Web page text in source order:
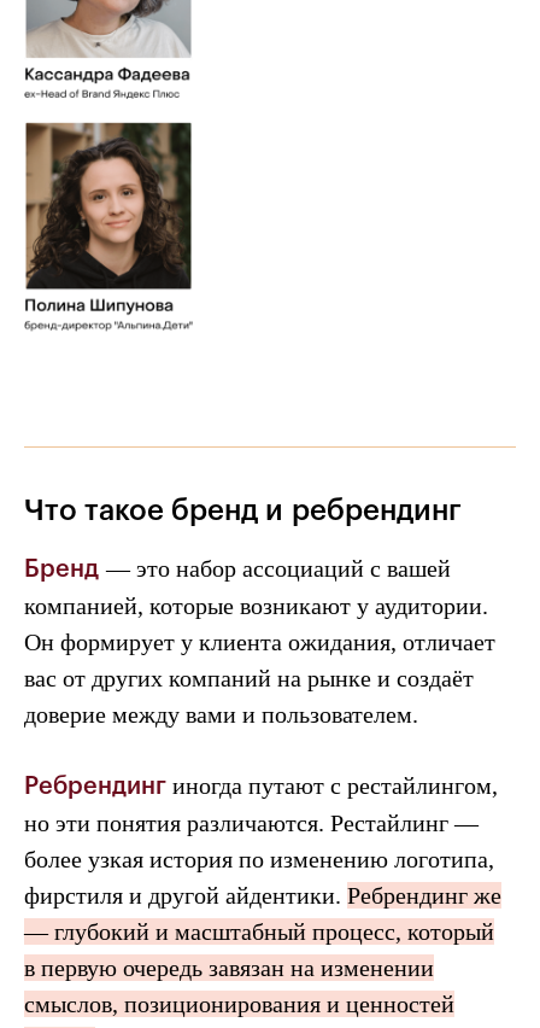
Что такое бренд и ребрендинг
Бренд— это набор ассоциаций с вашей
компанией, которые возникают у аудитории.
Он формирует у клиента ожидания, отличает
вас от других компаний на рынке и создаёт
доверие между вами и пользователем.
Ребрендинг иногда путают с рестайлингом,
но эти понятия различаются. Рестайлинг —
более узкая история по изменению логотипа,
фирстиля и другой айдентики. Ребрендинг же
— глубокий и масштабный процесс, который
в первую очередь завязан на изменении
смыслов, позиционирования и ценностей